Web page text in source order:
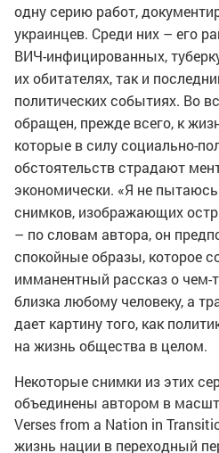
одну серию работ,
украинцев. Среди них – его
ВИЧ-инфицированных,
их обитателях, так и
политических событиях. Во
обращен, прежде всего, к
которые в силу социально-
обстоятельств страдают
экономически. «Я не
снимков, изображающих
– по словам автора, он
спокойные образы, которое
имманентный рассказ о
близка любому человеку, а
дает картину того, как
на жизнь общества в целом.
Некоторые снимки из этих
объединены автором в
Verses from a Nation in
жизнь нации в переходный